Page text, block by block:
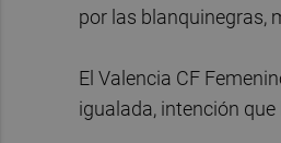
por las blanquinegras,
El Valencia CF
igualada, intención que